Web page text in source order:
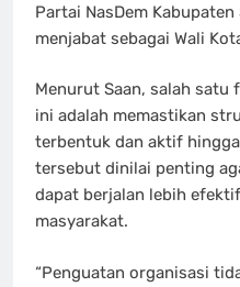
Partai NasDem
menjabat sebagai Wali
Menurut Saan, salah satu
ini adalah memastikan
terbentuk dan aktif
tersebut dinilai penting
dapat berjalan lebih
masyarakat.
“Penguatan organisasi